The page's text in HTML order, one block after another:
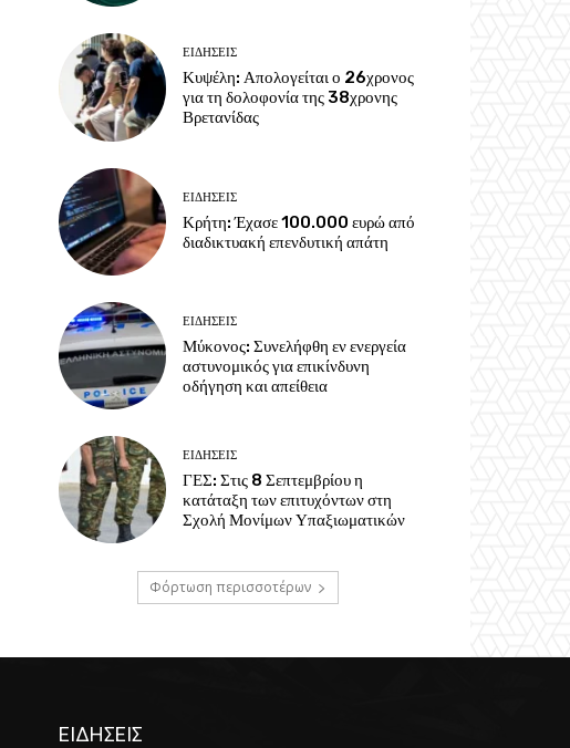
ΕΙΔΗΣΕΙΣ
Κυψέλη: Απολογείται ο 26χρονος
για τη δολοφονία της 38χρονης
Βρετανίδας
ΕΙΔΗΣΕΙΣ
Κρήτη: Έχασε 100.000 ευρώ από
διαδικτυακή επενδυτική απάτη
ΕΙΔΗΣΕΙΣ
Μύκονος: Συνελήφθη εν ενεργεία
αστυνομικός για επικίνδυνη
οδήγηση και απείθεια
ΕΙΔΗΣΕΙΣ
ΓΕΣ: Στις 8 Σεπτεμβρίου η
κατάταξη των επιτυχόντων στη
Σχολή Μονίμων Υπαξιωματικών
Φόρτωση περισσοτέρων
ΕΙΔΗΣΕΙΣ